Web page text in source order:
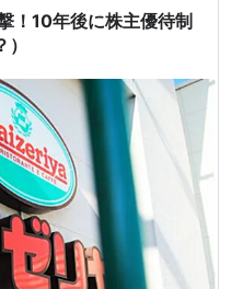
！10年後に株主優待制